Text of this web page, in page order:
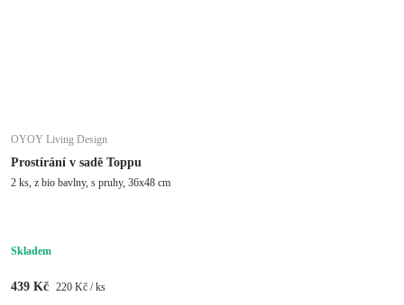
OYOY Living Design
Prostírání v sadě Toppu
2 ks, z bio bavlny, s pruhy, 36x48 cm
Skladem
439 Kč 220 Kč / ks